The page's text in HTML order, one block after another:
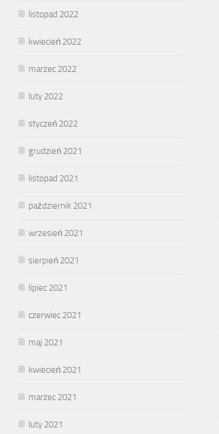
listopad 2022
kwiecień 2022
marzec 2022
luty 2022
styczeń 2022
grudzień 2021
listopad 2021
październik 2021
wrzesień 2021
sierpień 2021
lipiec 2021
czerwiec 2021
maj 2021
kwiecień 2021
marzec 2021
luty 2021